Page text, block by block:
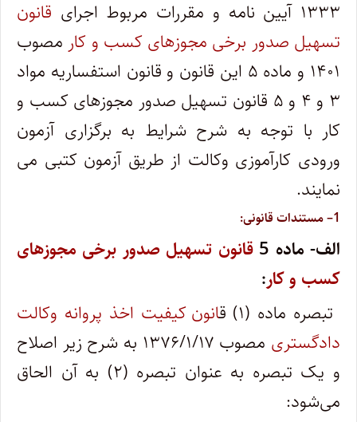
۱۳۳۳ آیین نامه و مقررات مربوط اجرای
قانون
تسهیل صدور برخی مجوزهای کسب و کار مصوب
۱۴۰۱ و ماده ۵ این قانون و قانون استفساریه مواد
۳ و ۴ و ۵ قانون تسهیل صدور مجوزهای کسب و
کار با توجه به شرح شرایط به برگزاری آزمون
ورودی کارآموزی وکالت از طریق آزمون کتبی می
نمایند.
1– مستندات قانونی:
الف- ماده 5 قانون تسهیل صدور برخی مجوزهای
کسب و کار:
تبصره ماده (۱) ق
انون کیفیت اخذ پروانه وکالت
دادگستری
مصوب ۱۳۷۶/۱/۱۷ به شرح زیر اصلاح
و یک تبصره به عنوان تبصره (۲) به آن الحاق
می‌شود: